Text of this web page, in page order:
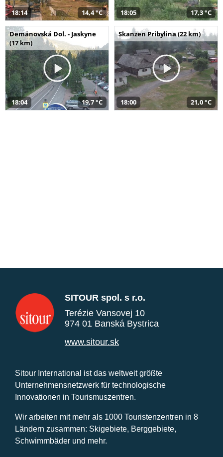
18:14 14,4 °C 18:05 17,3 °C
Demänovská Dol. - Jaskyne
(17 km)
18:04 19,7 °C
Skanzen Pribylina (22 km)
18:00 21,0 °C
SITOUR spol. s r.o.
Terézie Vansovej 10
974 01 Banská Bystrica
www.sitour.sk
Sitour International ist das weltweit größte
Unternehmensnetzwerk für technologische
Innovationen in Tourismuszentren.
Wir arbeiten mit mehr als 1000 Touristenzentren in 8
Ländern zusammen: Skigebiete, Berggebiete,
Schwimmbäder und mehr.